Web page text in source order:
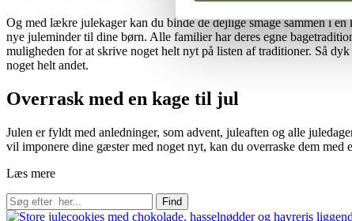
Og med lækre julekager kan du binde de dejlige smage sammen i
nye juleminder til dine børn. Alle familier har deres egne
muligheden for at skrive noget helt nyt på listen af traditioner. Så
noget helt andet.
Overrask med en kage til jul
Julen er fyldt med anledninger, som advent, juleaften og alle
vil imponere dine gæster med noget nyt, kan du overraske dem
Læs mere
Find